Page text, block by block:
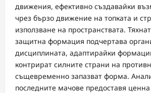
движения, ефективно създавайки
чрез бързо движение на топката и
използване на пространствата.
защитна формация подчертава
дисциплината, адаптирайки
контрират силните страни на
същевременно запазват форма.
последните мачове предоставя